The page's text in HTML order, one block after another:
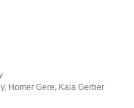
, Homer Gere, Kaia Gerber